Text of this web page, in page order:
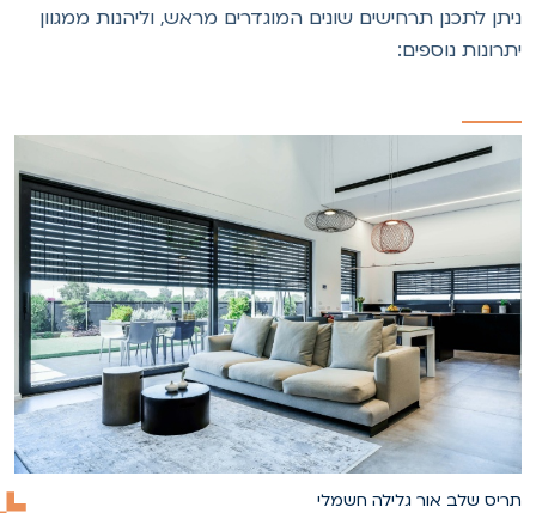
לתכנן תרחישים שונים המוגדרים מראש, וליהנות ממגוון
נוספים:
שלב אור גלילה חשמלי